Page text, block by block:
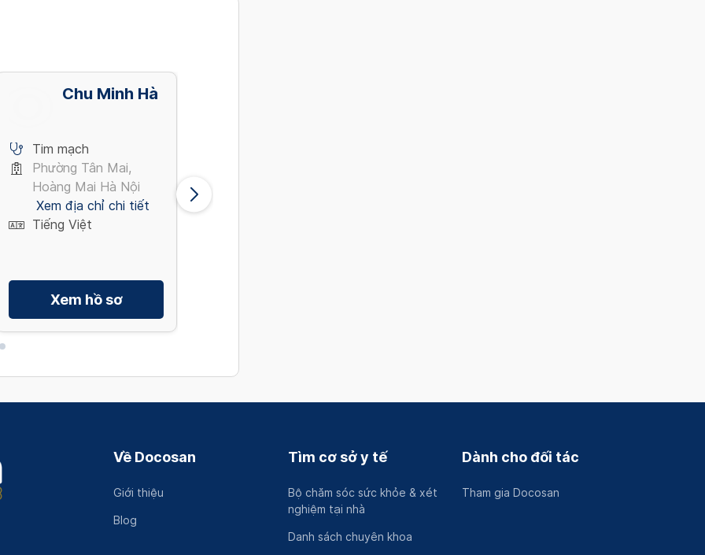
Chu Minh Hà
Tim mạch
Phường Tân Mai,
Hoàng Mai Hà Nội
Xem địa chỉ chi tiết
Tiếng Việt
Xem hồ sơ
Về Docosan
Giới thiệu
Blog
Tìm cơ sở y tế
Bộ chăm sóc sức khỏe & xét
nghiệm tại nhà
Danh sách chuyên khoa
Dành cho đối tác
Tham gia Docosan